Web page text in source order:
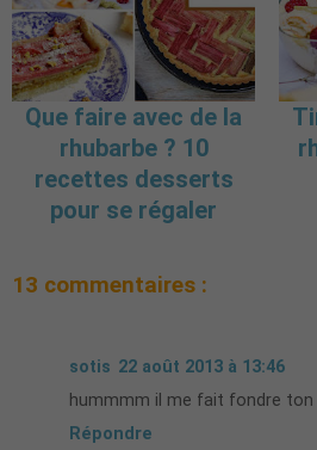
Que faire avec de la
rhubarbe ? 10
recettes desserts
pour se régaler
13 commentaires :
sotis 22 août 2013 à 13:46
hummmm il me fait fondre ton
Répondre